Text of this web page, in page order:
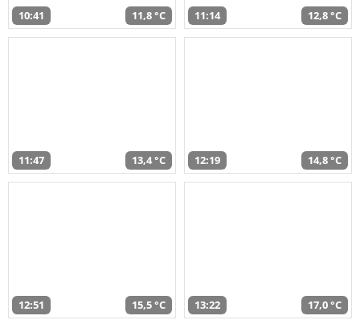
10:41 11,8 °C 11:14 12,8 °C
11:47 13,4 °C 12:19 14,8 °C
12:51 15,5 °C 13:22 17,0 °C